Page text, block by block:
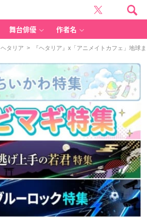
舞台俳優 作者名
ヘタリア > 『ヘタリア』x「アニメイトカフェ」地球